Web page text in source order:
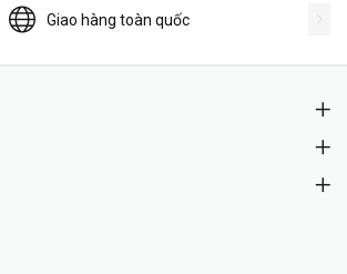
Giao hàng toàn quốc